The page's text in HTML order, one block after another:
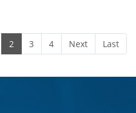
2 3 4 Next Last